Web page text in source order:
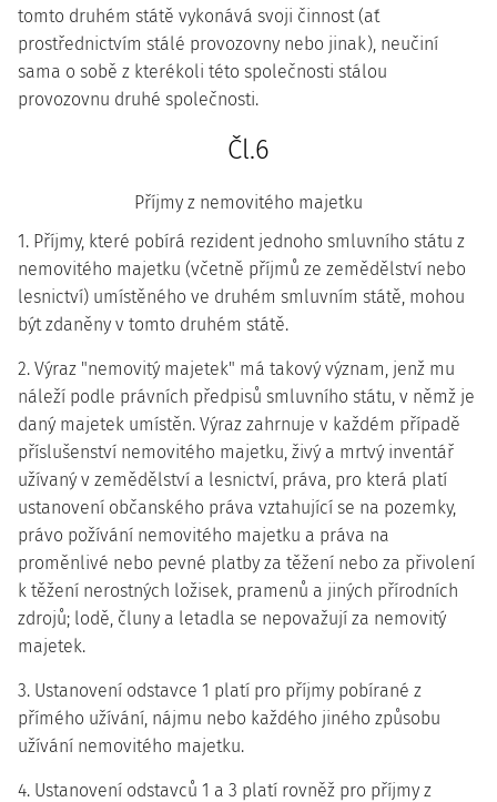
tomto druhém státě vykonává svoji činnost (ať
prostřednictvím stálé provozovny nebo jinak), neučiní
sama o sobě z kterékoli této společnosti stálou
provozovnu druhé společnosti.
Čl.6
Příjmy z nemovitého majetku
1. Příjmy, které pobírá rezident jednoho smluvního státu z
nemovitého majetku (včetně příjmů ze zemědělství nebo
lesnictví) umístěného ve druhém smluvním státě, mohou
být zdaněny v tomto druhém státě.
2. Výraz "nemovitý majetek" má takový význam, jenž mu
náleží podle právních předpisů smluvního státu, v němž je
daný majetek umístěn. Výraz zahrnuje v každém případě
příslušenství nemovitého majetku, živý a mrtvý inventář
užívaný v zemědělství a lesnictví, práva, pro která platí
ustanovení občanského práva vztahující se na pozemky,
právo požívání nemovitého majetku a práva na
proměnlivé nebo pevné platby za těžení nebo za přivolení
k těžení nerostných ložisek, pramenů a jiných přírodních
zdrojů; lodě, čluny a letadla se nepovažují za nemovitý
majetek.
3. Ustanovení odstavce 1 platí pro příjmy pobírané z
přímého užívání, nájmu nebo každého jiného způsobu
užívání nemovitého majetku.
4. Ustanovení odstavců 1 a 3 platí rovněž pro příjmy z